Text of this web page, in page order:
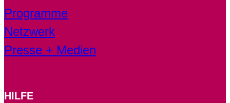
Programme
Netzwerk
Presse + Medien
HILFE